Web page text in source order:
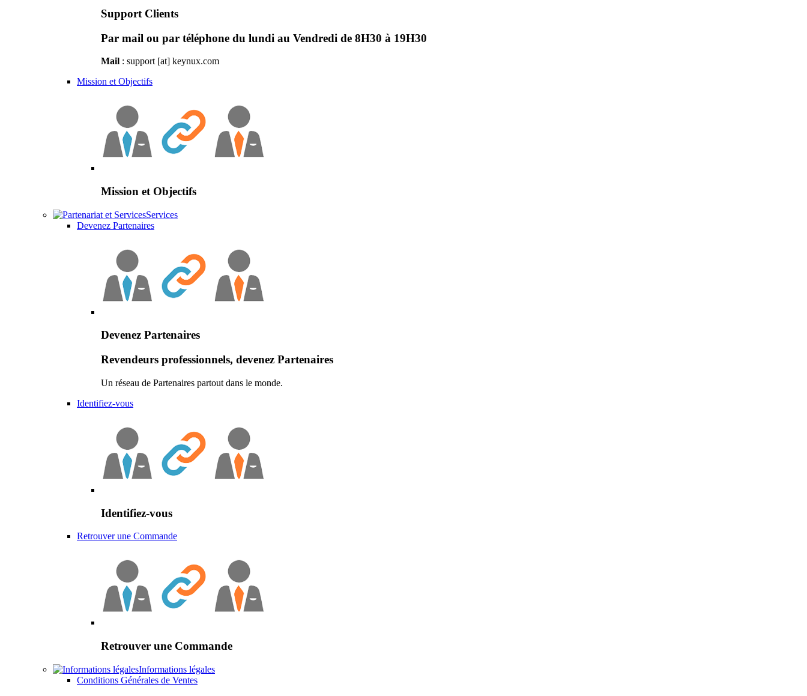
Support Clients
Par mail ou par téléphone du lundi au Vendredi de 8H30 à 19H30
Mail : support [at] keynux.com
Mission et Objectifs
Mission et Objectifs
Services
Devenez Partenaires
Devenez Partenaires
Revendeurs professionnels, devenez Partenaires
Un réseau de Partenaires partout dans le monde.
Identifiez-vous
Identifiez-vous
Retrouver une Commande
Retrouver une Commande
Informations légales
Conditions Générales de Ventes